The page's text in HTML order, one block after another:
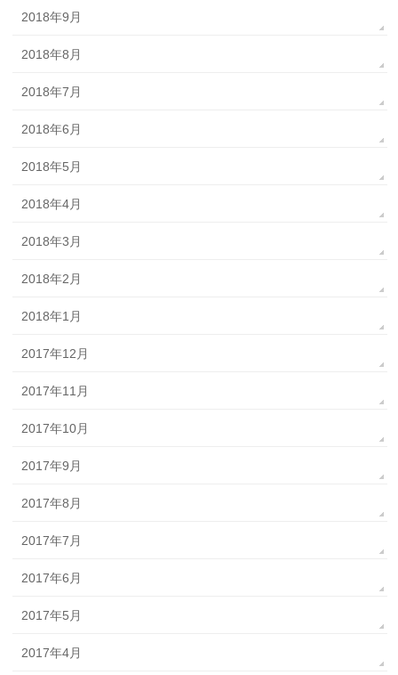
2018年9月
2018年8月
2018年7月
2018年6月
2018年5月
2018年4月
2018年3月
2018年2月
2018年1月
2017年12月
2017年11月
2017年10月
2017年9月
2017年8月
2017年7月
2017年6月
2017年5月
2017年4月